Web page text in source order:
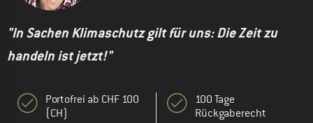
"In Sachen Klimaschutz gilt für uns: Die Zeit zu
handeln ist jetzt!"
Portofrei ab CHF 100
(CH)
100 Tage
Rückgaberecht